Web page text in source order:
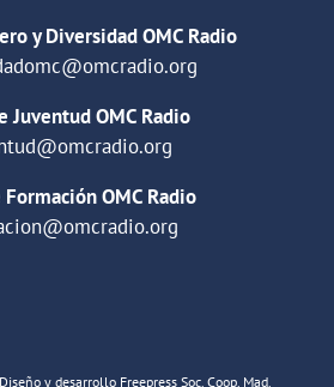
y Diversidad OMC Radio
Juventud OMC Radio
OMC Radio
y desarrollo Freepress Soc. Coop. Mad.